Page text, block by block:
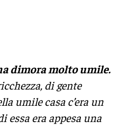
dimora molto umile.
di gente
umile casa c’era un
essa era appesa una